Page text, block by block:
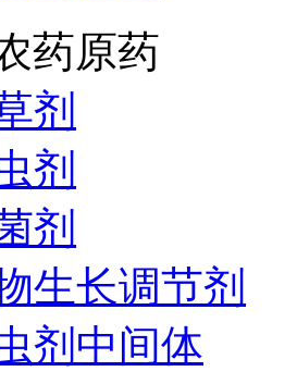
药原药
剂
剂
剂
生长调节剂
剂中间体